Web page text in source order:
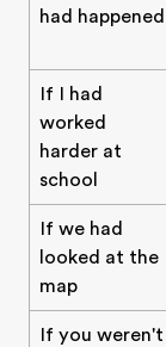
had happened
If I had
worked
harder at
school
If we had
looked at the
map
If you weren't